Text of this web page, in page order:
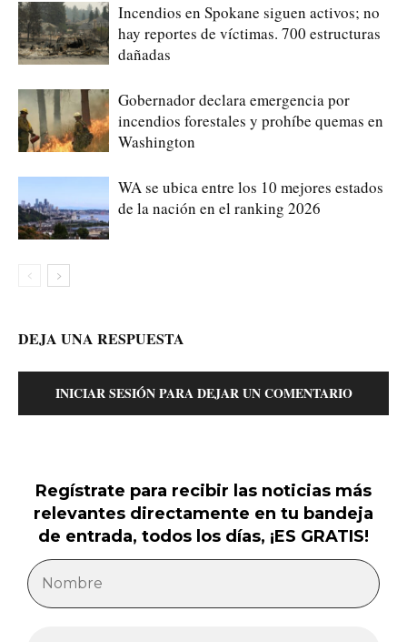
Incendios en Spokane siguen activos; no
hay reportes de víctimas. 700 estructuras
dañadas
Gobernador declara emergencia por
incendios forestales y prohíbe quemas en
Washington
WA se ubica entre los 10 mejores estados
de la nación en el ranking 2026
DEJA UNA RESPUESTA
INICIAR SESIÓN PARA DEJAR UN COMENTARIO
Regístrate para recibir las noticias más
relevantes directamente en tu bandeja
de entrada, todos los días, ¡ES GRATIS!